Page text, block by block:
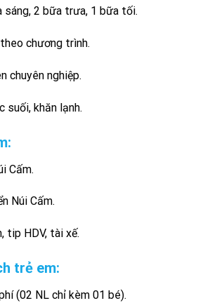
sáng, 2 bữa trưa, 1 bữa tối.
chương trình.
chuyên nghiệp.
suối, khăn lạnh.
Cấm.
Núi Cấm.
tip HDV, tài xế.
trẻ em:
(02 NL chỉ kèm 01 bé).